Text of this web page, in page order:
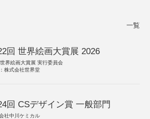
一覧
回 世界絵画大賞展 2026
世界絵画大賞展 実行委員会
株式会社世界堂
回 CSデザイン賞 一般部門
社中川ケミカル